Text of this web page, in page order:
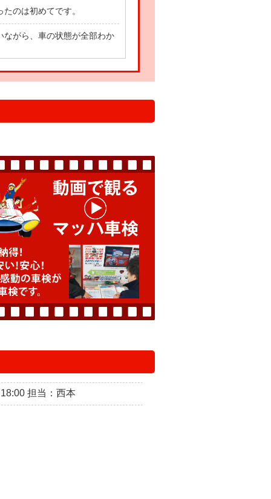
のは初めてです。
ながら、車の状態が全部わか
担当：西本